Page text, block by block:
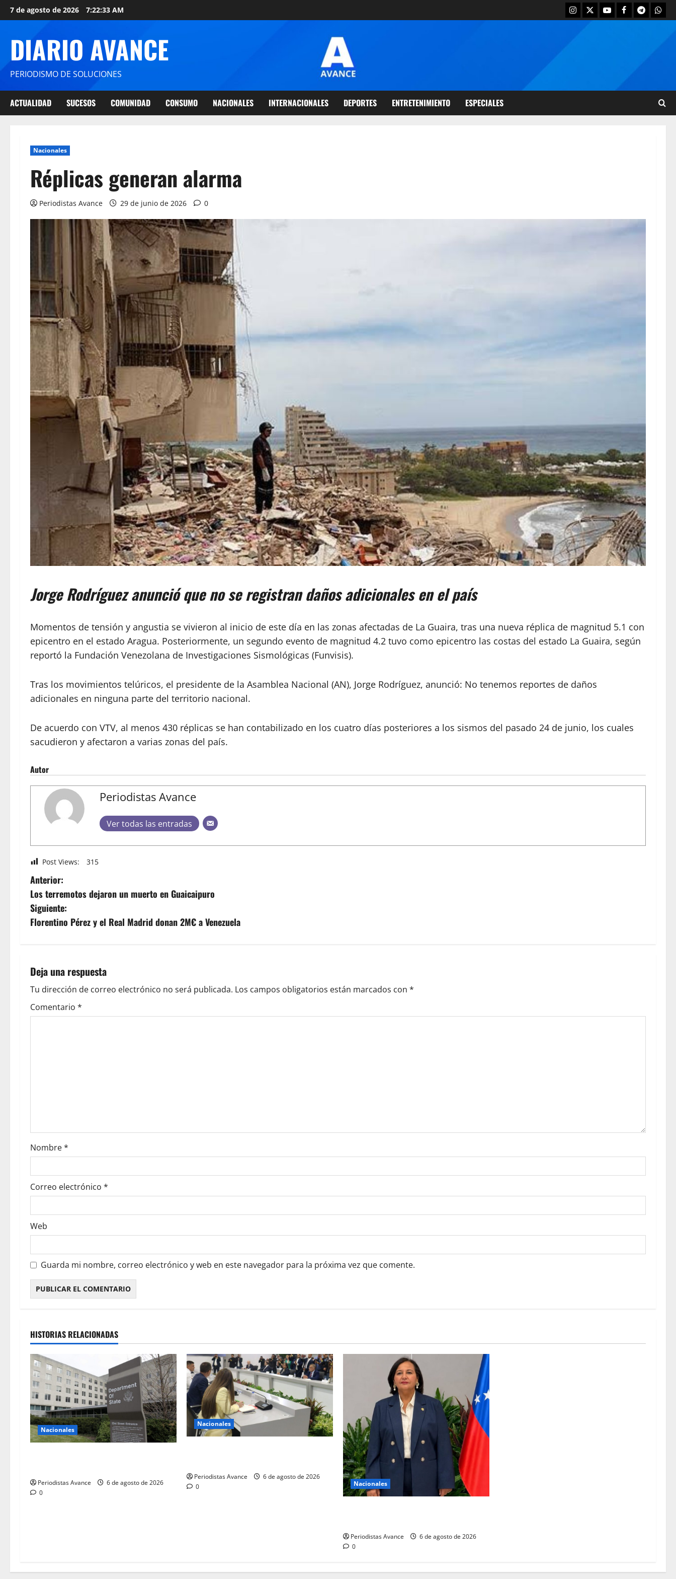
7 de agosto de 2026 7:22:33 AM
DIARIO AVANCE
PERIODISMO DE SOLUCIONES
ACTUALIDAD SUCESOS COMUNIDAD CONSUMO NACIONALES INTERNACIONALES DEPORTES ENTRETENIMIENTO ESPECIALES
Nacionales
Réplicas generan alarma
Periodistas Avance 29 de junio de 2026 0
Jorge Rodríguez anunció que no se registran daños adicionales en el país
Momentos de tensión y angustia se vivieron al inicio de este día en las zonas afectadas de La Guaira, tras una nueva réplica de magnitud 5.1 con
epicentro en el estado Aragua. Posteriormente, un segundo evento de magnitud 4.2 tuvo como epicentro las costas del estado La Guaira, según
reportó la Fundación Venezolana de Investigaciones Sismológicas (Funvisis).
Tras los movimientos telúricos, el presidente de la Asamblea Nacional (AN), Jorge Rodríguez, anunció: No tenemos reportes de daños
adicionales en ninguna parte del territorio nacional.
De acuerdo con VTV, al menos 430 réplicas se han contabilizado en los cuatro días posteriores a los sismos del pasado 24 de junio, los cuales
sacudieron y afectaron a varias zonas del país.
Autor
Periodistas Avance
Ver todas las entradas
Post Views: 315
Anterior:
Los terremotos dejaron un muerto en Guaicaipuro
Siguiente:
Florentino Pérez y el Real Madrid donan 2M€ a Venezuela
Deja una respuesta
Tu dirección de correo electrónico no será publicada. Los campos obligatorios están marcados con *
Comentario *
Nombre*
Correo electrónico *
Web
Guarda mi nombre, correo electrónico y web en este navegador para la próxima vez que comente.
HISTORIAS RELACIONADAS
Nacionales
Periodistas Avance
6 de agosto de 2026
0
Nacionales
Periodistas Avance
6 de agosto de 2026
0
Nacionales
Periodistas Avance
6 de agosto de 2026
0